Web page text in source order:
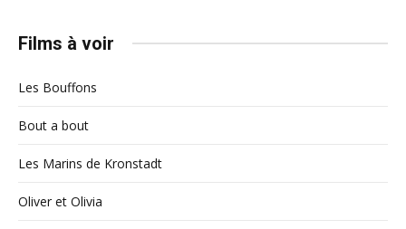
Films à voir
Les Bouffons
Bout a bout
Les Marins de Kronstadt
Oliver et Olivia